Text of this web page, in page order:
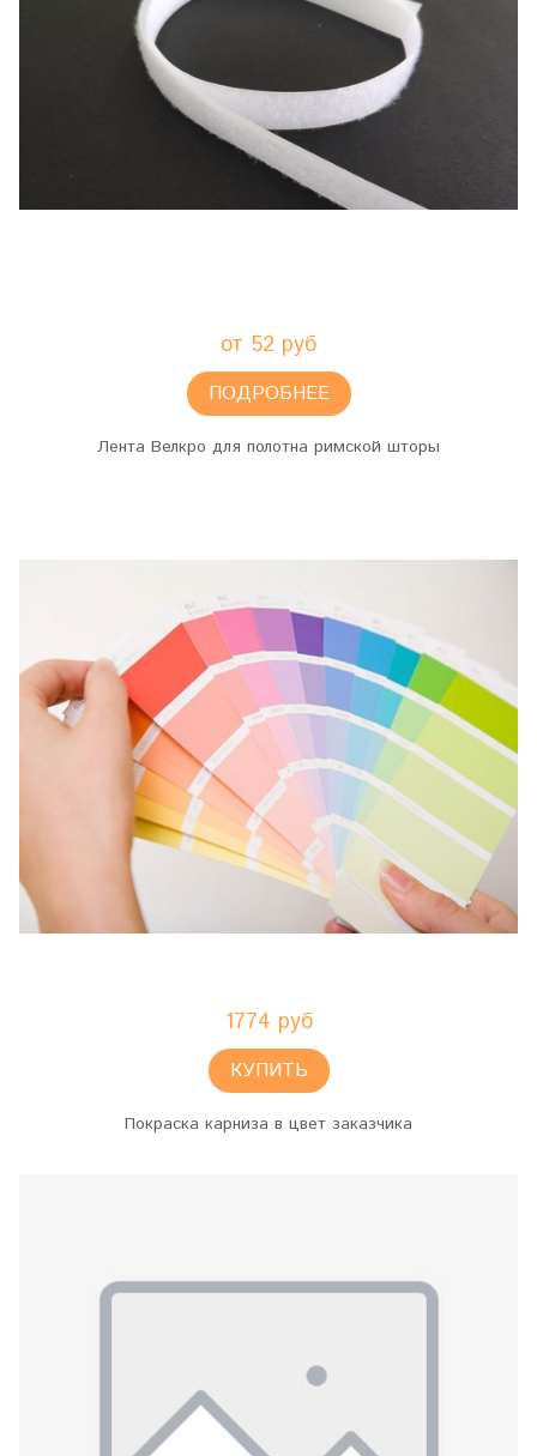
от 52 руб
ПОДРОБНЕЕ
Лента Велкро для полотна римской шторы
1774 руб
КУПИТЬ
Покраска карниза в цвет заказчика